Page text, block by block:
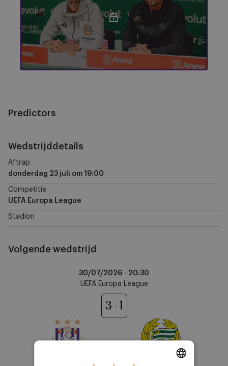
Predictors
Wedstrijddetails
Aftrap
donderdag 23 juli om 19:00
Competitie
UEFA Europa League
Stadion
Volgende wedstrijd
30/07/2026 - 20:30
UEFA Europa League
3 1